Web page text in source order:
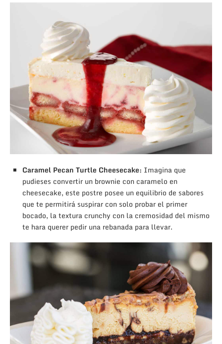
Caramel Pecan Turtle Cheesecake: Imagina que
pudieses convertir un brownie con caramelo en
cheesecake, este postre posee un equilibrio de sabores
que te permitirá suspirar con solo probar el primer
bocado, la textura crunchy con la cremosidad del mismo
te hara querer pedir una rebanada para llevar.